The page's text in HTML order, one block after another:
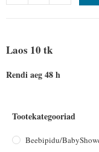
Laos 10 tk
Rendi aeg 48 h
Tootekategooriad
Beebipidu/